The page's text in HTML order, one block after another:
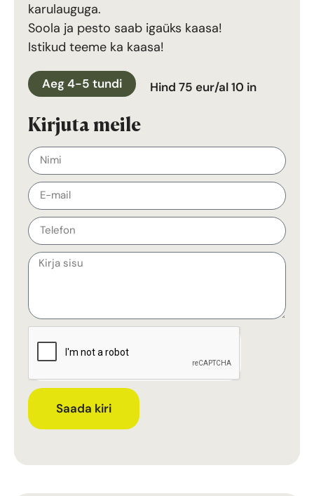
karulauguga.
Soola ja pesto saab igaüks kaasa!
Istikud teeme ka kaasa!
Aeg 4-5 tundi Hind 75 eur/al 10 in
Kirjuta meile
Saada kiri